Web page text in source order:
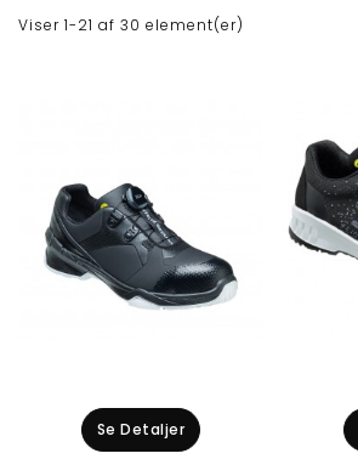
Viser 1-21 af 30 element(er)
Se Detaljer